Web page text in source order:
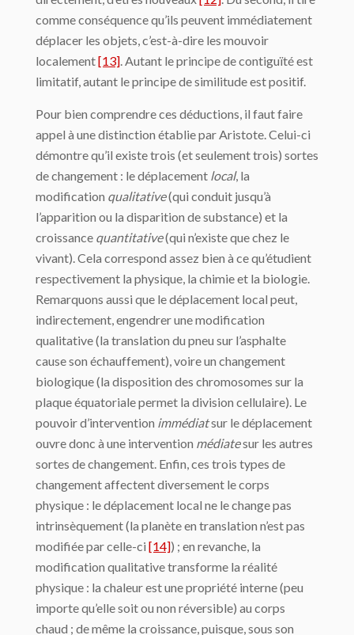
comme conséquence qu’ils peuvent immédiatement
déplacer les objets, c’est-à-dire les mouvoir
localement[13]. Autant le principe de contiguïté est
limitatif, autant le principe de similitude est positif.
Pour bien comprendre ces déductions, il faut faire
appel à une distinction établie par Aristote. Celui-ci
démontre qu’il existe trois (et seulement trois) sortes
de changement : le déplacement local, la
modification qualitative(qui conduit jusqu’à
l’apparition ou la disparition de substance) et la
croissance quantitative(qui n’existe que chez le
vivant). Cela correspond assez bien à ce qu’étudient
respectivement la physique, la chimie et la biologie.
Remarquons aussi que le déplacement local peut,
indirectement, engendrer une modification
qualitative (la translation du pneu sur l’asphalte
cause son échauffement), voire un changement
biologique (la disposition des chromosomes sur la
plaque équatoriale permet la division cellulaire). Le
pouvoir d’intervention immédiatsur le déplacement
ouvre donc à une intervention médiatesur les autres
sortes de changement. Enfin, ces trois types de
changement affectent diversement le corps
physique : le déplacement local ne le change pas
intrinsèquement (la planète en translation n’est pas
modifiée par celle-ci [14]) ; en revanche, la
modification qualitative transforme la réalité
physique : la chaleur est une propriété interne (peu
importe qu’elle soit ou non réversible) au corps
chaud ; de même la croissance, puisque, sous son